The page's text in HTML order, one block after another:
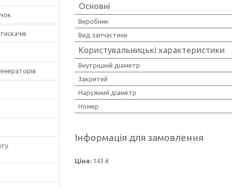
Основні
Виробник
Вид запчастини
Користувальницькі характеристики
Внутрішній діаметр
Закритий
Наружний діаметр
Номер
Інформація для замовлення
Ціна: 143 ₴